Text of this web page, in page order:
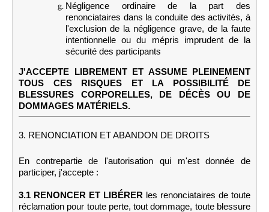
Négligence ordinaire de la part des
renonciataires dans la conduite des activités, à
l'exclusion de la négligence grave, de la faute
intentionnelle ou du mépris imprudent de la
sécurité des participants
J'ACCEPTE LIBREMENT ET ASSUME PLEINEMENT
TOUS CES RISQUES ET LA POSSIBILITÉ DE
BLESSURES CORPORELLES, DE DÉCÈS OU DE
DOMMAGES MATÉRIELS.
3. RENONCIATION ET ABANDON DE DROITS
En contrepartie de l'autorisation qui m'est donnée de
participer, j'accepte :
3.1 RENONCER ET LIBÉRER les renonciataires de toute
réclamation pour toute perte, tout dommage, toute blessure